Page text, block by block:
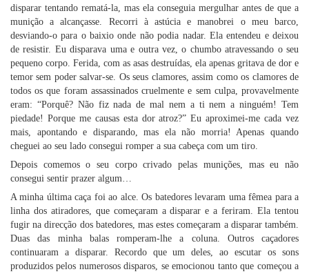
disparar tentando rematá-la, mas ela conseguia mergulhar antes de que a
munição a alcançasse. Recorri à astúcia e manobrei o meu barco,
desviando-o para o baixio onde não podia nadar. Ela entendeu e deixou
de resistir. Eu disparava uma e outra vez, o chumbo atravessando o seu
pequeno corpo. Ferida, com as asas destruídas, ela apenas gritava de dor e
temor sem poder salvar-se. Os seus clamores, assim como os clamores de
todos os que foram assassinados cruelmente e sem culpa, provavelmente
eram: “Porquê? Não fiz nada de mal nem a ti nem a ninguém! Tem
piedade! Porque me causas esta dor atroz?” Eu aproximei-me cada vez
mais, apontando e disparando, mas ela não morria! Apenas quando
cheguei ao seu lado consegui romper a sua cabeça com um tiro.
Depois comemos o seu corpo crivado pelas munições, mas eu não
consegui sentir prazer algum…
A minha última caça foi ao alce. Os batedores levaram uma fêmea para a
linha dos atiradores, que começaram a disparar e a feriram. Ela tentou
fugir na direcção dos batedores, mas estes começaram a disparar também.
Duas das minha balas romperam-lhe a coluna. Outros caçadores
continuaram a disparar. Recordo que um deles, ao escutar os sons
produzidos pelos numerosos disparos, se emocionou tanto que começou a